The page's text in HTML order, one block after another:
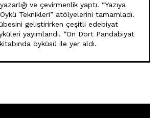
ve çevirmenlik yaptı. “Yazıya
Teknikleri” atölyelerini tamamladı.
geliştirirken çeşitli edebiyat
yayımlandı. “On Dört Pandabiyat
öyküsü ile yer aldı.